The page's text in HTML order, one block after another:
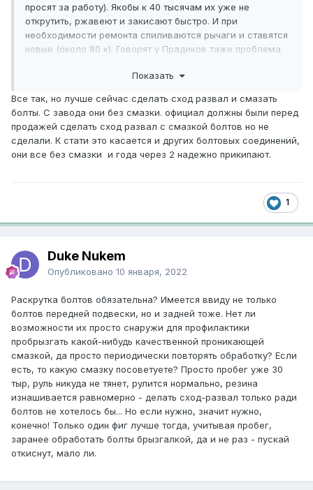
просят за работу). Якобы к 40 тысячам их уже не
открутить, ржавеют и закисают быстро. И при
необходимости ремонта спиливаются рычаги и ставятся
новые (около 80 к). Говорят у Прадиков таже проблема.
Показать
Все так, но лучше сейчас сделать сход развал и смазать
болты. С завода они без смазки. официал должны были перед
продажей сделать сход развал с смазкой болтов но не
сделали. К стати это касается и других болтовых соединений,
они все без смазки и года через 2 надежно прикипают.
1
Duke Nukem
Опубликовано 10 января, 2022
Раскрутка болтов обязательна? Имеется ввиду не только
болтов передней подвески, но и задней тоже. Нет ли
возможности их просто снаружи для профилактики
пробрызгать какой-нибудь качественной проникающей
смазкой, да просто периодически повторять обработку? Если
есть, то какую смазку посоветуете? Просто пробег уже 30
тыр, руль никуда не тянет, рулится нормально, резина
изнашивается равномерно - делать сход-развал только ради
болтов не хотелось бы... Но если нужно, значит нужно,
конечно! Только один фиг лучше тогда, учитывая пробег,
заранее обработать болты брызгалкой, да и не раз - пускай
откиснут, мало ли.